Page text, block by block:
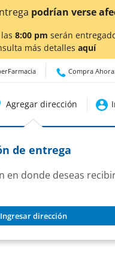
para conocer detalles.
8:00 pm serán
más detalles aquí
Compra Ahora:
Agregar dirección
de entrega
en donde deseas
Ingresar dirección40 gr.